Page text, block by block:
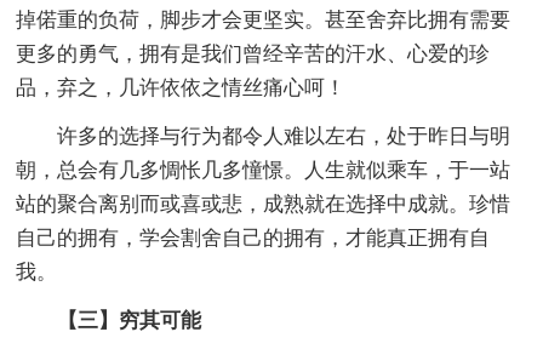
掉偌重的负荷，脚步才会更坚实。甚至舍弃比拥有需要
更多的勇气，拥有是我们曾经辛苦的汗水、心爱的珍
品，弃之，几许依依之情丝痛心呵！
许多的选择与行为都令人难以左右，处于昨日与明
朝，总会有几多惆怅几多憧憬。人生就似乘车，于一站
站的聚合离别而或喜或悲，成熟就在选择中成就。珍惜
自己的拥有，学会割舍自己的拥有，才能真正拥有自
我。
【三】穷其可能